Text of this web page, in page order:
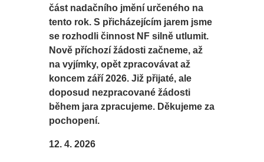
část nadačního jmění určeného na
tento rok. S přicházejícím jarem jsme
se rozhodli činnost NF silně utlumit.
Nově příchozí žádosti začneme, až
na vyjímky, opět zpracovávat až
koncem září 2026. Již přijaté, ale
doposud nezpracované žádosti
během jara zpracujeme. Děkujeme za
pochopení.
12. 4. 2026